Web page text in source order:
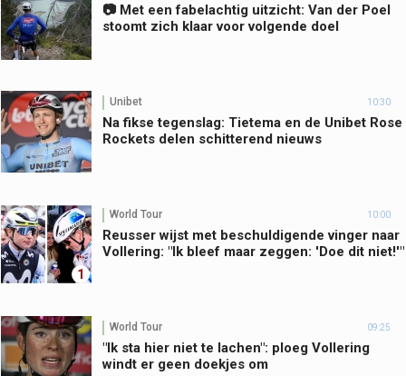
📷 Met een fabelachtig uitzicht: Van der Poel
stoomt zich klaar voor volgende doel
Unibet 10:30
Na fikse tegenslag: Tietema en de Unibet Rose
Rockets delen schitterend nieuws
1
World Tour 10:00
Reusser wijst met beschuldigende vinger naar
Vollering: "Ik bleef maar zeggen: 'Doe dit niet!'"
World Tour 09:25
"Ik sta hier niet te lachen": ploeg Vollering
windt er geen doekjes om